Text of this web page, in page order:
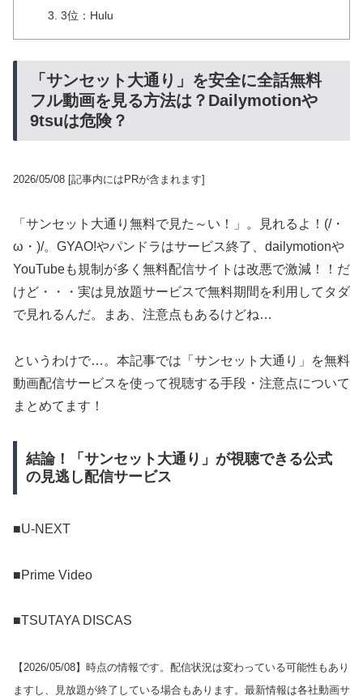
3位：Hulu
「サンセット大通り」を安全に全話無料
フル動画を見る方法は？Dailymotionや
9tsuは危険？
2026/05/08 [記事内にはPRが含まれます]
「サンセット大通り無料で見た～い！」。見れるよ！(/・
ω・)/。GYAO!やパンドラはサービス終了、dailymotionや
YouTubeも規制が多く無料配信サイトは改悪で激減！！だ
けど・・・実は見放題サービスで無料期間を利用してタダ
で見れるんだ。まあ、注意点もあるけどね…
というわけで…。本記事では「サンセット大通り」を無料
動画配信サービスを使って視聴する手段・注意点について
まとめてます！
結論！「サンセット大通り」が視聴できる公式
の見逃し配信サービス
■U-NEXT
■Prime Video
■TSUTAYA DISCAS
【2026/05/08】時点の情報です。配信状況は変わっている可能性もあり
ますし、見放題が終了している場合もあります。最新情報は各社動画サ